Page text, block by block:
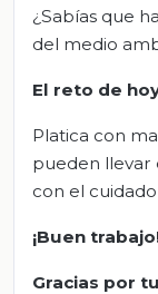
¿Sabías que
del medio
El reto de h
Platica con
pueden llevar
con el
¡Buen
Gracias por